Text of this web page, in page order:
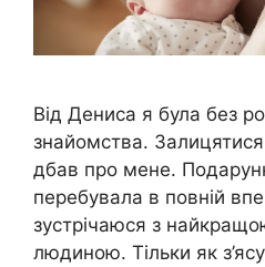
Від Дениса я була без
знайомства. Залицятися
дбав про мене.
перебувала в повній
зустрічаюся з
людиною. Тільки як